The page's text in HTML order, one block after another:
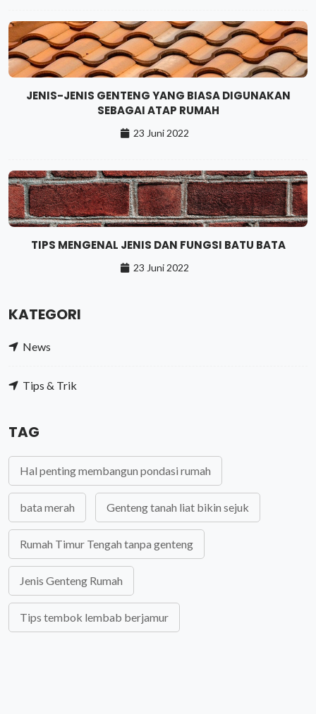
JENIS-JENIS GENTENG YANG BIASA DIGUNAKAN
SEBAGAI ATAP RUMAH
23 Juni 2022
TIPS MENGENAL JENIS DAN FUNGSI BATU BATA
23 Juni 2022
KATEGORI
News
Tips & Trik
TAG
Hal penting membangun pondasi rumah
bata merah Genteng tanah liat bikin sejuk
Rumah Timur Tengah tanpa genteng
Jenis Genteng Rumah
Tips tembok lembab berjamur